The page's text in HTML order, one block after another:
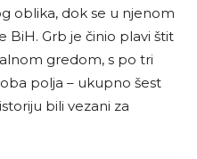
oblika, dok se u njenom
Grb je činio plavi štit
gredom, s po tri
polja – ukupno šest
bili vezani za